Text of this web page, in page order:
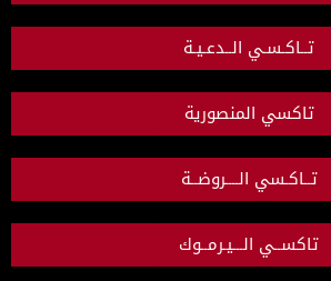
تــاكـسـي الــدعـيـة
تاكسي المنصورية
تــاكـسي الــــروضــة
تاكســي الـــيـرمــوك